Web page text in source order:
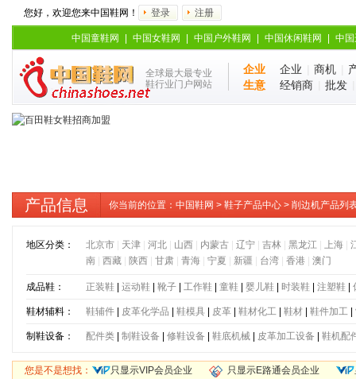
您好，欢迎您来中国鞋网！ 登录 注册
中国童鞋网 中国女鞋网 中国户外鞋网 中国休闲鞋网 中
全球最大最专业
鞋行业门户网站
企业
生意
企业 商机
经销商
批发
产品信息 你当前的位置： 中国鞋网 > 鞋子产品中心 > 削边机产品列
地区分类： 北京市| 天津| 河北| 山西| 内蒙古| 辽宁| 吉林| 黑龙江 上海|
南| 西藏| 陕西| 甘肃| 青海| 宁夏 新疆 台湾| 香港| 澳门
成品鞋： 正装鞋| 运动鞋| 靴子| 工作鞋| 童鞋| 婴儿鞋| 时装鞋| 注塑鞋|
鞋材辅料： 鞋辅件| 皮革化学品 鞋模具 皮革| 鞋材化工| 鞋材| 鞋件加工|
制鞋设备： 配件类| 制鞋设备 修鞋设备 鞋底机械| 皮革加工设备 鞋机配
您是不是想找： 只显示VIP会员企业 只显示E路通会员企业